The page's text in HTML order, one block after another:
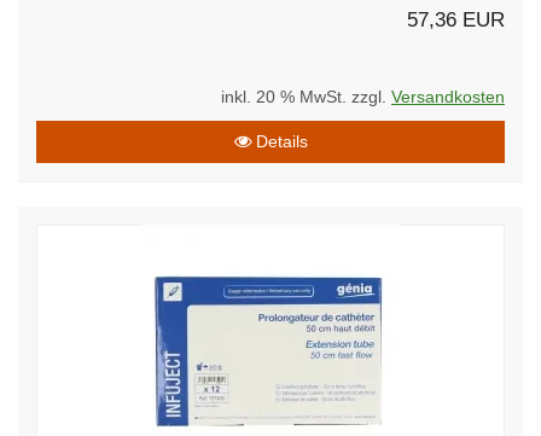
57,36 EUR
inkl. 20 % MwSt. zzgl. Versandkosten
Details